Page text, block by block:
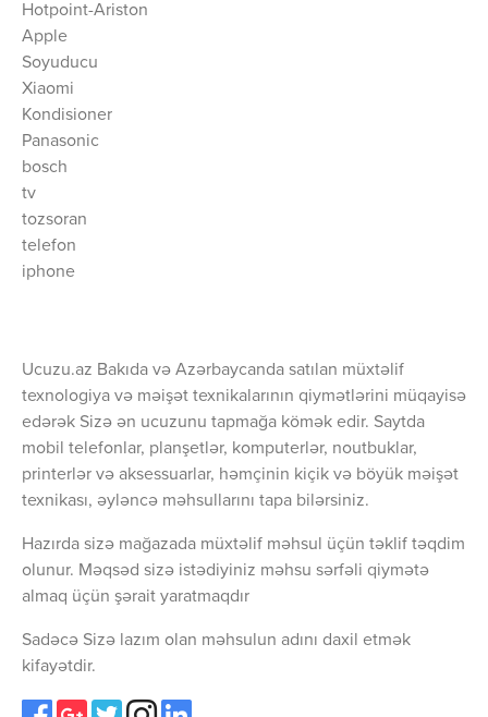
Hotpoint-Ariston
Apple
Soyuducu
Xiaomi
Kondisioner
Panasonic
bosch
tv
tozsoran
telefon
iphone
Ucuzu.az Bakıda və Azərbaycanda satılan müxtəlif
texnologiya və məişət texnikalarının qiymətlərini müqayisə
edərək Sizə ən ucuzunu tapmağa kömək edir. Saytda
mobil telefonlar, planşetlər, komputerlər, noutbuklar,
printerlər və aksessuarlar, həmçinin kiçik və böyük məişət
texnikası, əyləncə məhsullarını tapa bilərsiniz.
Hazırda sizə mağazada müxtəlif məhsul üçün təklif təqdim
olunur. Məqsəd sizə istədiyiniz məhsu sərfəli qiymətə
almaq üçün şərait yaratmaqdır
Sadəcə Sizə lazım olan məhsulun adını daxil etmək
kifayətdir.